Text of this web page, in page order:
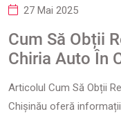
27 Mai 2025
Cum Să Obții
Chiria Auto În
Articolul Cum Să Obții
Chișinău oferă